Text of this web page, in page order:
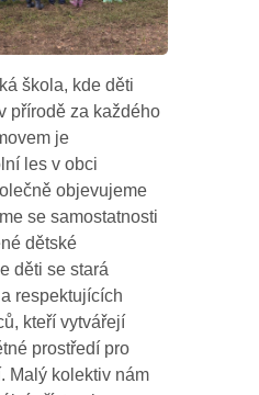
škola, kde děti
přírodě za každého
je
les v obci
objevujeme
se samostatnosti
dětské
děti se stará
respektujících
kteří vytvářejí
prostředí pro
Malý kolektiv nám